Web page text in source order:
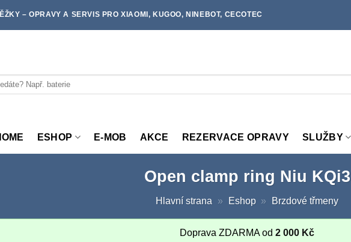
– OPRAVY A SERVIS PRO XIAOMI, KUGOO, NINEBOT, CECOTEC
ESHOP E-MOB AKCE REZERVACE OPRAVY SLUŽBY
Open clamp ring Niu KQi3
Hlavní strana » Eshop » Brzdové třmeny
Doprava ZDARMA od 2 000 Kč